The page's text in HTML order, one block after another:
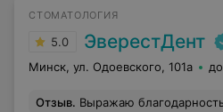
СТОМАТОЛОГИЯ
5.0 ЭверестДент
Минск, ул. Одоевского, 101а
Отзыв. Выражаю благодарность врачу ЛЕЦКО ЮРИЮ ИВАНОВИЧУ за профессионализм. У меня был непростой случай, но